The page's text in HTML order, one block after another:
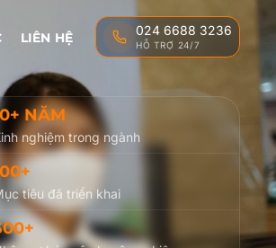
LIÊN HỆ 024 6688 3236
HỖ TRỢ 24/7
NĂM
nghiệm trong ngành
tiêu đã triển khai